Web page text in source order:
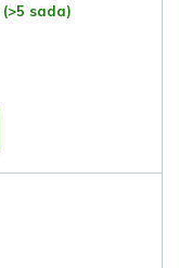
(>5 sada)